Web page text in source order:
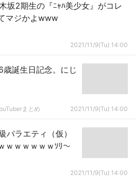
坂2期生の『ﾆｬﾊ美少女』がコレ
マジかよwww
2021/11/9(Tu) 14:00
歳誕生日記念。にじ
まとめ 2021/11/9(Tu) 14:00
バラエティ（仮）
ｗｗｗｗｗｗｿﾘ～
2021/11/9(Tu) 14:00